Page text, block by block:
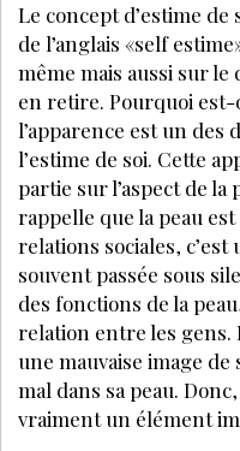
Le concept d’estime
de l’anglais «self
même mais aussi sur le
en retire. Pourquoi est-
l’apparence est un des
l’estime de soi. Cette
partie sur l’aspect de la
rappelle que la peau
relations sociales,
souvent passée sous
des fonctions de la
relation entre les gens.
une mauvaise image
mal dans sa peau.
vraiment un élément